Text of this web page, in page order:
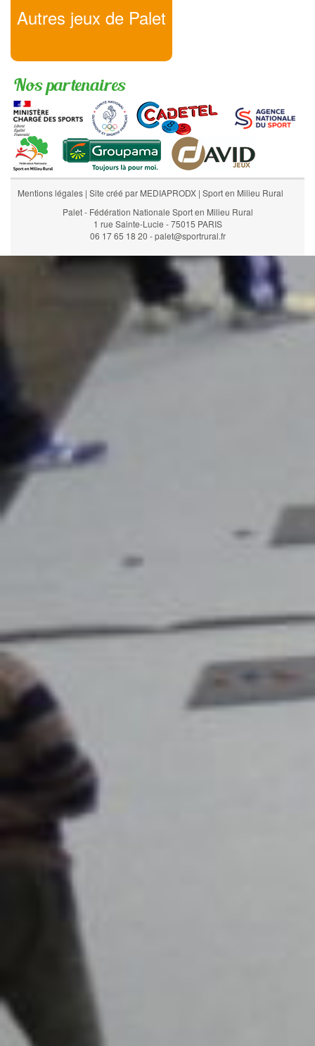
Autres jeux de Palet
Nos partenaires
Mentions légales | Site créé par MEDIAPRODX | Sport en Milieu Rural
Palet - Fédération Nationale Sport en Milieu Rural
1 rue Sainte-Lucie - 75015 PARIS
06 17 65 18 20 - palet@sportrural.fr